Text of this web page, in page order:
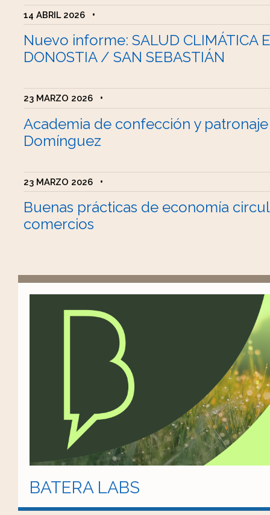
14 ABRIL 2026 •
Nuevo informe: SALUD CLIMÁTICA
DONOSTIA / SAN SEBASTIÁN
23 MARZO 2026 •
Academia de confección y
Domínguez
23 MARZO 2026 •
Buenas prácticas de economía
comercios
BATERA LABS